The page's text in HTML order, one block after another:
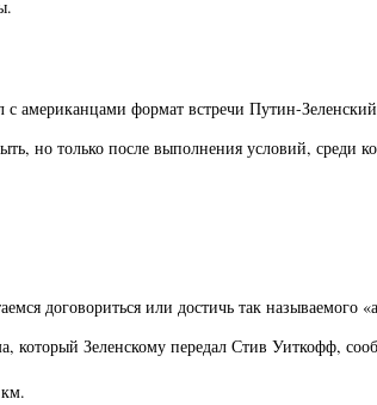
американцами формат встречи Путин-
но только после выполнения условий, среди
договориться или достичь так называемого
который Зеленскому передал Стив Уиткофф,